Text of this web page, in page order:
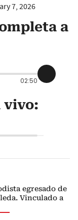
7, 2026
a
02:50
vivo:
egresado de
Vinculado a